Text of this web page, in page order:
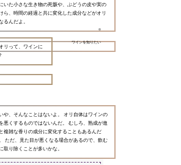
いた小さな生き物の死骸や、ぶどうの皮や実の
ら、時間の経過と共に変化した成分などがオリ
るんだよ。
ワインを知りたい
リって、ワインに
や、そんなことはないよ。 オリ自体はワインの
悪くするものではないんだ。 むしろ、熟成が進
複雑な香りの成分に変化することもあるんだ
ただ、見た目が悪くなる場合があるので、飲む
取り除くことが多いかな。